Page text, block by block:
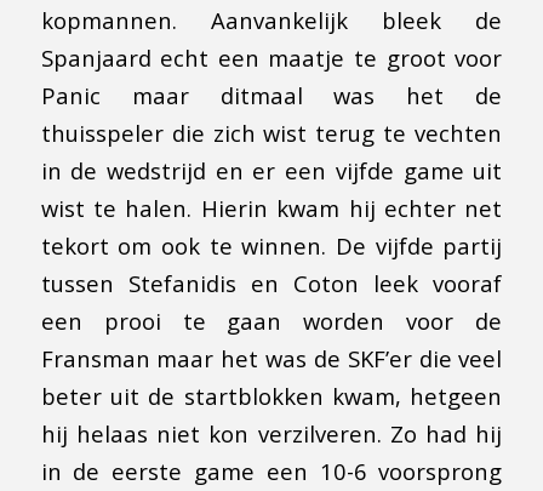
kopmannen. Aanvankelijk bleek de
Spanjaard echt een maatje te groot voor
Panic maar ditmaal was het de
thuisspeler die zich wist terug te vechten
in de wedstrijd en er een vijfde game uit
wist te halen. Hierin kwam hij echter net
tekort om ook te winnen. De vijfde partij
tussen Stefanidis en Coton leek vooraf
een prooi te gaan worden voor de
Fransman maar het was de SKF’er die veel
beter uit de startblokken kwam, hetgeen
hij helaas niet kon verzilveren. Zo had hij
in de eerste game een 10-6 voorsprong